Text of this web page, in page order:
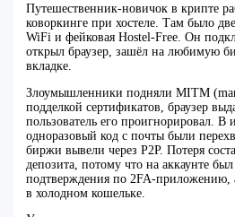
Путешественник-новичок в крипте
коворкинге при хостеле. Там было
WiFi и фейковая Hostel-Free. Он
открыл браузер, зашёл на любимую
вкладке.
Злоумышленники подняли MITM
подделкой сертификатов, браузер
пользователь его проигнорировал. В
одноразовый код с почты были
биржи вывели через P2P. Потеря
депозита, потому что на аккаунте
подтверждения по 2FA-приложению,
в холодном кошельке.